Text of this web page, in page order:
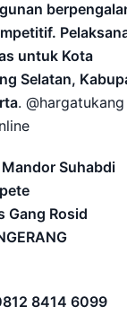
untuk Kota
Selatan,
.
Mandor Suhabdi
Gang Rosid
8414 6099